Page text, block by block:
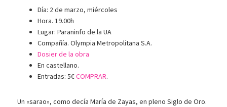
Día: 2 de marzo, miércoles
Hora. 19.00h
Lugar: Paraninfo de la UA
Compañía. Olympia Metropolitana S.A.
Dosier de la obra
En castellano.
Entradas: 5€COMPRAR.
Un «sarao», como decía María de Zayas, en pleno Siglo de Oro.